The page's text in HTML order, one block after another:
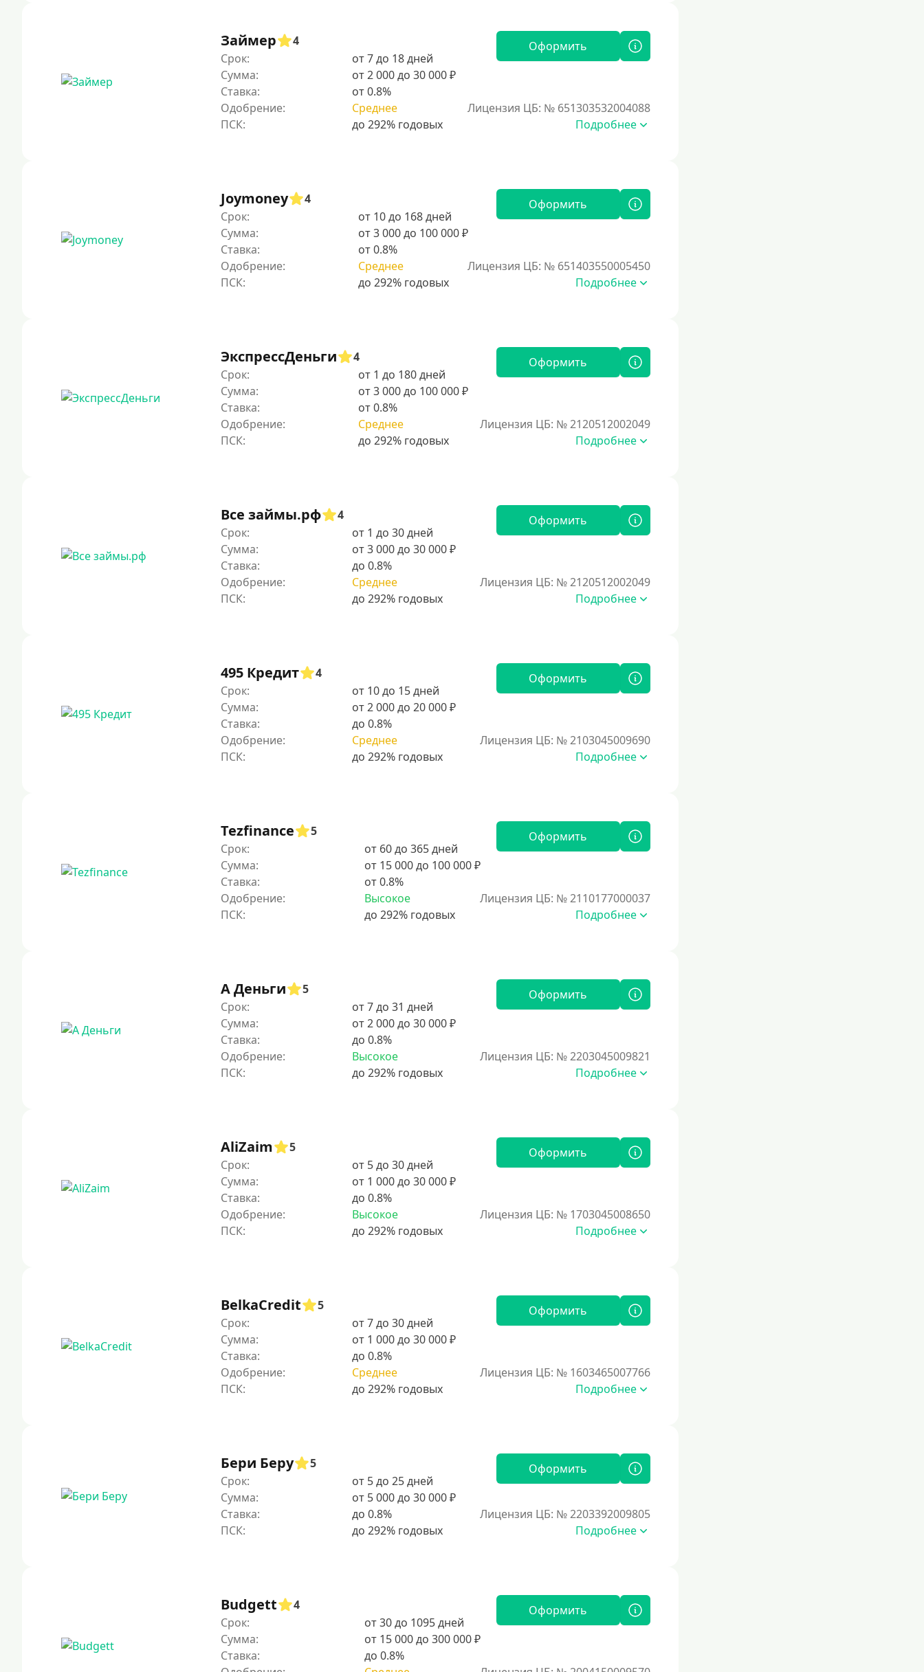
Займер
4
Срок:
от 7 до 18 дней
Сумма:
от 2 000 до 30 000 ₽
Ставка:
от 0.8%
Одобрение:
Среднее
Оформить
Лицензия ЦБ: № 651303532004088
Подробнее
Joymoney
4
Срок:
от 10 до 168 дней
Сумма:
от 3 000 до 100 000 ₽
Ставка:
от 0.8%
Одобрение:
Среднее
Оформить
Лицензия ЦБ: № 651403550005450
Подробнее
ЭкспрессДеньги
4
Срок:
от 1 до 180 дней
Сумма:
от 3 000 до 100 000 ₽
Ставка:
от 0.8%
Одобрение:
Среднее
Оформить
Лицензия ЦБ: № 2120512002049
Подробнее
Все займы.рф
4
Срок:
от 1 до 30 дней
Сумма:
от 3 000 до 30 000 ₽
Ставка:
до 0.8%
Одобрение:
Среднее
Оформить
Лицензия ЦБ: № 2120512002049
Подробнее
495 Кредит
4
Срок:
от 10 до 15 дней
Сумма:
от 2 000 до 20 000 ₽
Ставка:
до 0.8%
Одобрение:
Среднее
Оформить
Лицензия ЦБ: № 2103045009690
Подробнее
Tezfinance
5
Срок:
от 60 до 365 дней
Сумма:
от 15 000 до 100 000 ₽
Ставка:
от 0.8%
Одобрение:
Высокое
Оформить
Лицензия ЦБ: № 2110177000037
Подробнее
А Деньги
5
Срок:
от 7 до 31 дней
Сумма:
от 2 000 до 30 000 ₽
Ставка:
до 0.8%
Одобрение:
Высокое
Оформить
Лицензия ЦБ: № 2203045009821
Подробнее
AliZaim
5
Срок:
от 5 до 30 дней
Сумма:
от 1 000 до 30 000 ₽
Ставка:
до 0.8%
Одобрение:
Высокое
Оформить
Лицензия ЦБ: № 1703045008650
Подробнее
BelkaCredit
5
Срок:
от 7 до 30 дней
Сумма:
от 1 000 до 30 000 ₽
Ставка:
до 0.8%
Одобрение:
Среднее
Оформить
Лицензия ЦБ: № 1603465007766
Подробнее
Бери Беру
5
Срок:
от 5 до 25 дней
Сумма:
от 5 000 до 30 000 ₽
Ставка:
до 0.8%
Оформить
Лицензия ЦБ: № 2203392009805
Подробнее
Budgett
4
Срок:
от 30 до 1095 дней
Сумма:
от 15 000 до 300 000 ₽
Ставка:
до 0.8%
Оформить